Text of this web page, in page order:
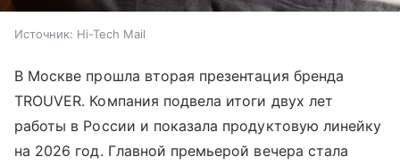
Источник: Hi-Tech Mail
В Москве прошла вторая презентация бренда
TROUVER. Компания подвела итоги двух лет
работы в России и показала продуктовую линейку
на 2026 год. Главной премьерой вечера стала